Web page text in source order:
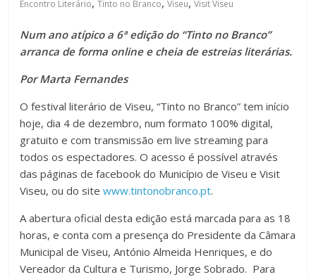
Encontro Literário Tinto no Branco Viseu Visit Viseu
Num ano atípico a 6ª edição do “Tinto no Branco”
arranca de forma online e cheia de estreias literárias.
Por Marta Fernandes
O festival literário de Viseu, “Tinto no Branco” tem início
hoje, dia 4 de dezembro, num formato 100% digital,
gratuito e com transmissão em live streaming para
todos os espectadores. O acesso é possível através
das páginas de facebook do Município de Viseu e Visit
Viseu, ou do sitewww.tintonobranco.pt.
A abertura oficial desta edição está marcada para as 18
horas, e conta com a presença do Presidente da Câmara
Municipal de Viseu, António Almeida Henriques, e do
Vereador da Cultura e Turismo, Jorge Sobrado. Para